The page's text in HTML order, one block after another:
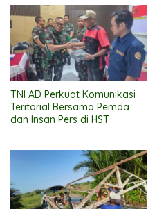
TNI AD Perkuat Komunikasi
Teritorial Bersama Pemda
dan Insan Pers di HST